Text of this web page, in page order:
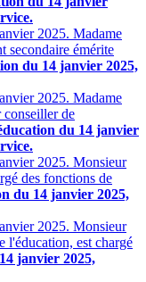
2025. Madame
secondaire émérite
du 14 janvier 2025,
2025. Madame
de
du 14 janvier
2025. Monsieur
des fonctions de
du 14 janvier 2025,
2025. Monsieur
l'éducation, est chargé
janvier 2025,